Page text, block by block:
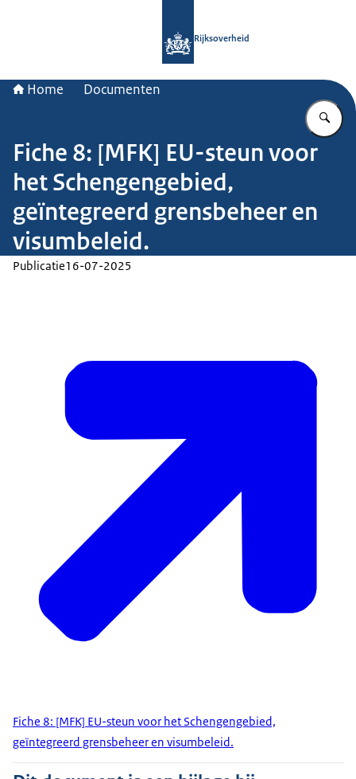
Rijksoverheid
Home Documenten
Fiche 8: [MFK] EU-steun voor
het Schengengebied,
geïntegreerd grensbeheer en
visumbeleid.
Publicatie16-07-2025
Fiche 8: [MFK] EU-steun voor het Schengengebied,
geïntegreerd grensbeheer en visumbeleid.